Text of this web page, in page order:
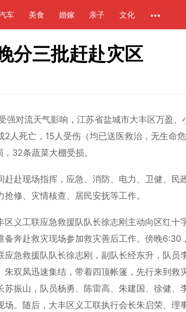
车 美食 婚嫁 亲子 文化
分三批赶赴灾区
对流天气影响，江苏省盐城市大丰区万盈、
人死亡，15人受伤（均已送医救治，无生命危
32条蔬菜大棚受损。
赴现场指挥，应急、消防、电力、卫健、民
修、灾情核查、居民安抚等工作。
义工联应急救援队队长徐志刚主动向区红十
备奔赴救灾现场参加救灾善后工作。傍晚6:30
急救援队队长徐志刚，副队长经东升，队员
双凤迅速集结，带着四顶帐篷，先行来到救
振山，队员杨勇、陈雷高、朱建国、徐健、
。随后，大丰区义工联执行会长朱启荣、理
风灾区启动绿色通道，太平
保险一天理赔全部到位！
自小没有爸妈疼爱的